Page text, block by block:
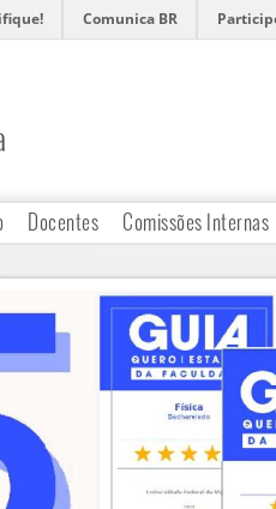
Comunica BR
Docentes Comissões Internas